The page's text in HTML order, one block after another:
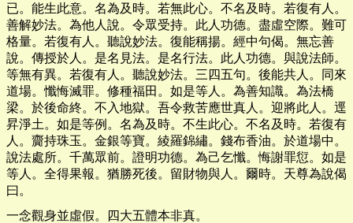
已。能生此意。名為及時。若無此心。不名及時。若復有人。
善解妙法。為他人說。令眾受持。此人功德。盡虛空際。難可
格量。若復有人。聽說妙法。復能稱揚。經中句偈。無忘善
說。傳授於人。是名見法。是名行法。此人功德。與說法師。
等無有異。若復有人。聽說妙法。三四五句。後能共人。同來
道場。懺悔滅罪。修種福田。如是等人。為善知識。為法橋
梁。於後命終。不入地獄。吾令救苦應世真人。迎將此人。逕
昇淨土。如是等例。名為及時。不生此心。不名及時。若復有
人。齎持珠玉。金銀等寶。綾羅錦繡。錢布香油。於道場中。
說法處所。千萬眾前。證明功德。為己乞懺。悔謝罪愆。如是
等人。全得果報。猶勝死後。留財物與人。爾時。天尊為說偈
曰。
一念觀身並虛假。四大五體本非真。